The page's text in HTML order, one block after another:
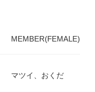
MEMBER(FEMALE)
マツイ、おくだ